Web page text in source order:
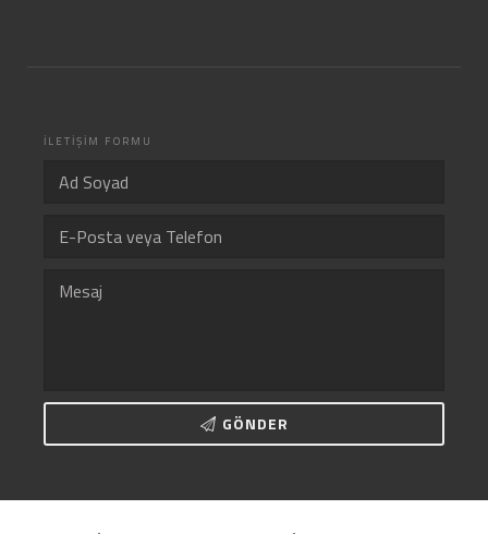
İLETİŞİM FORMU
GÖNDER